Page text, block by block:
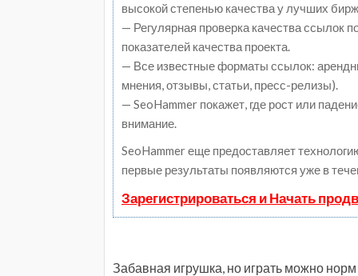
высокой степенью качества у лучших
— Регулярная проверка качества ссылок
показателей качества проекта.
— Все известные форматы ссылок:
мнения, отзывы, статьи, пресс-релизы).
— SeoHammer покажет, где рост или
внимание.
SeoHammer еще предоставляет
первые результаты появляются уже в
Зарегистрироваться и Начать
Забавная игрушка, но играть можно